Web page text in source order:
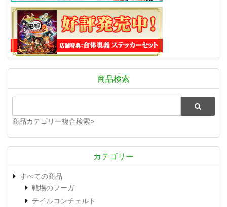
商品検索
商品カテゴリー複合検索>
カテゴリー
すべての商品
戦場のフーガ
テイルコンチェルト